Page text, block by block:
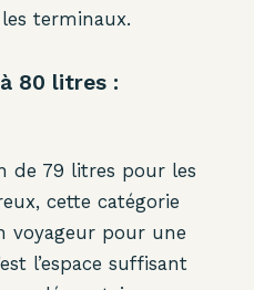
terminaux.
80 litres :
de 79 litres pour les
cette catégorie
voyageur pour une
l’espace suffisant